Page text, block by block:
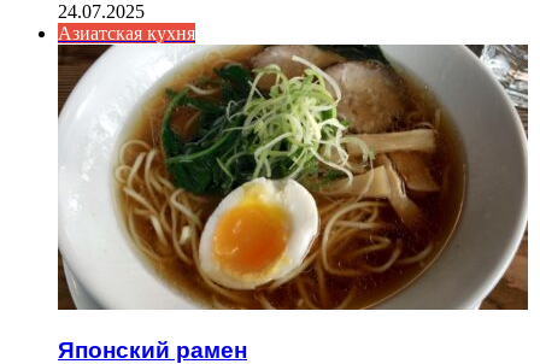
24.07.2025
Азиатская кухня
Японский рамен